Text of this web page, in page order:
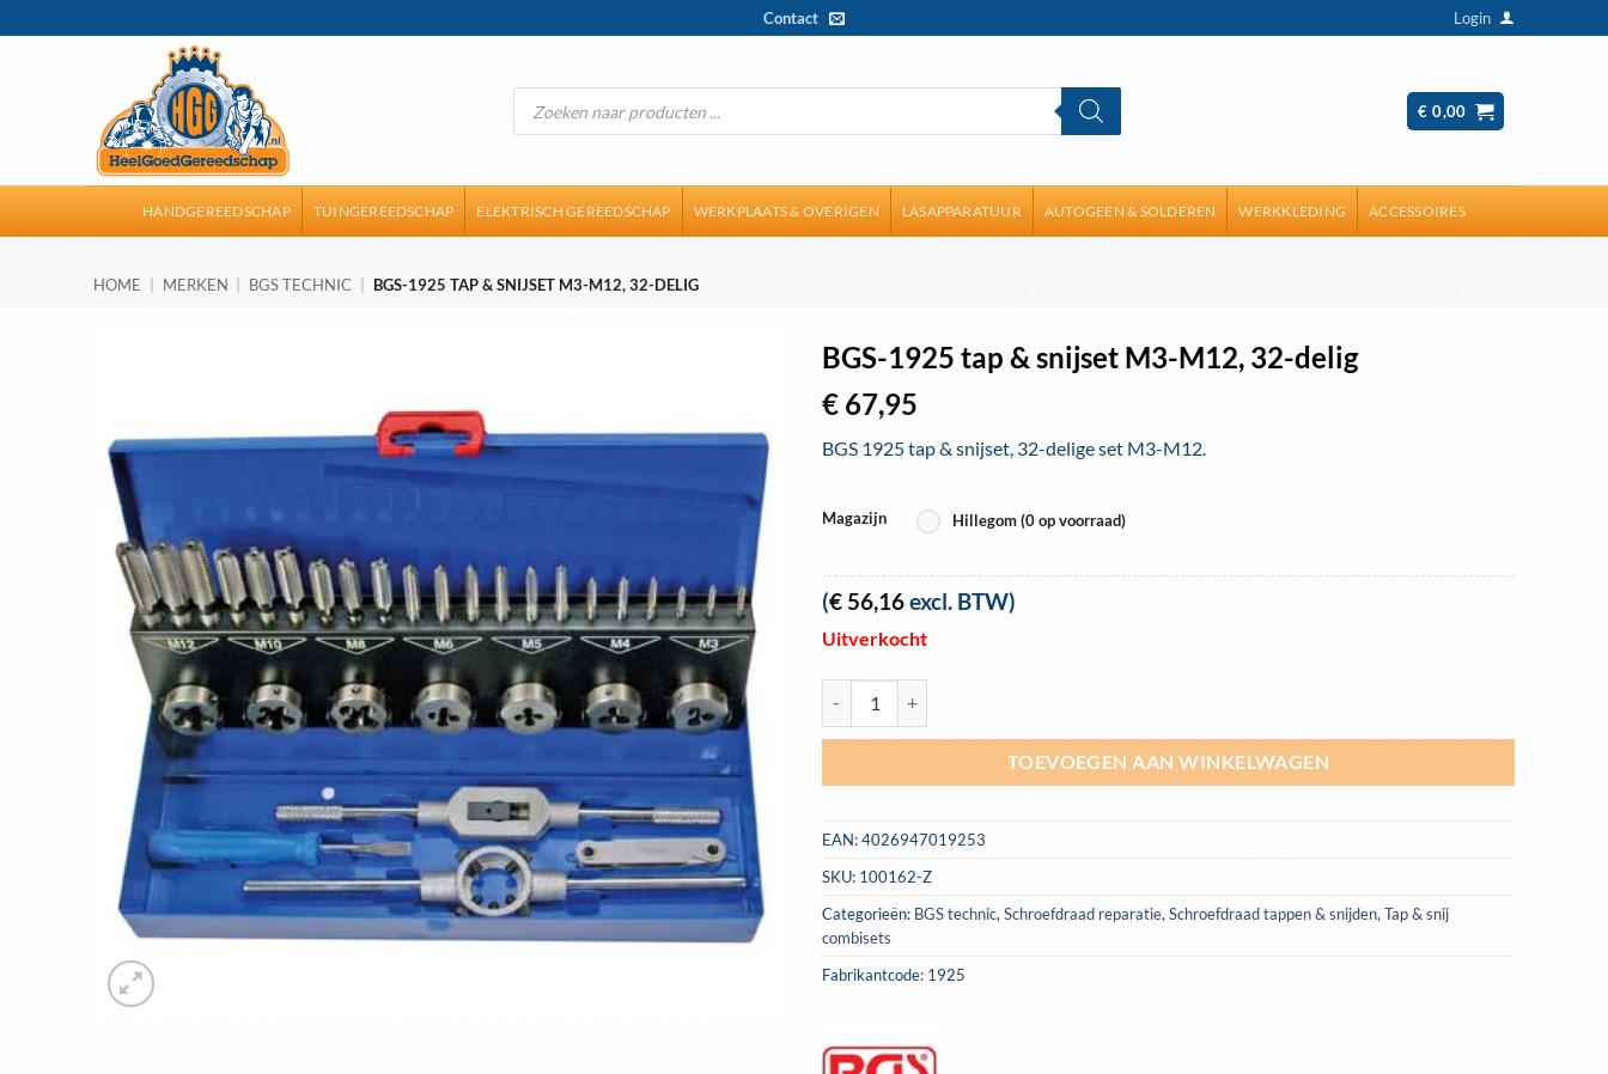
naar
Contact Login
Producten
zoeken
€ 0,00
HANDGEREEDSCHAP TUINGEREEDSCHAP ELEKTRISCH GEREEDSCHAP WERKPLAATS & OVERIGEN LASAPPARATUUR AUTOGEEN & SOLDEREN WERKKLEDING ACCESSOIRES
HOME | MERKEN | BGS TECHNIC | BGS-1925 TAP & SNIJSET M3-M12, 32-DELIG
BGS-1925 tap & snijset M3-M12, 32-delig
€ 67,95
BGS 1925 tap & snijset, 32-delige set M3-M12.
Magazijn Hillegom (0 op voorraad)
(€ 56,16excl. BTW)
Uitverkocht
TOEVOEGEN AAN WINKELWAGEN
EAN:4026947019253
SKU: 100162-Z
Categorieën: BGS technic, Schroefdraad reparatie, Schroefdraad tappen & snijden, Tap & snij
combisets
Fabrikantcode: 1925